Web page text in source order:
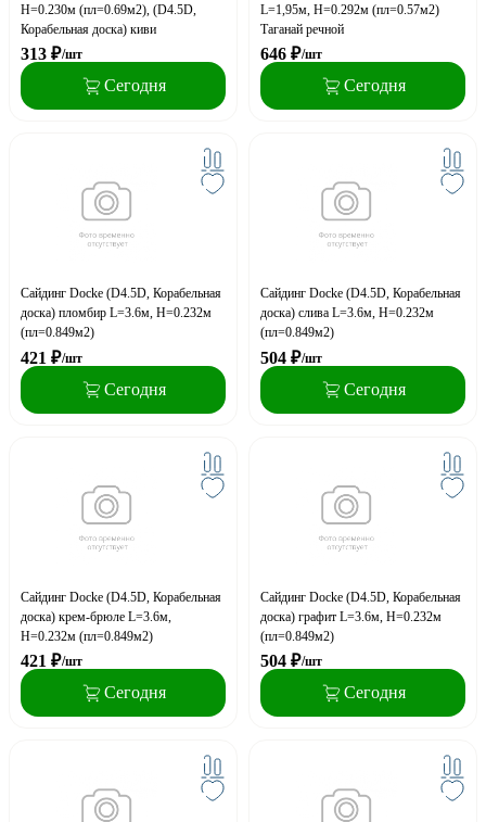
H=0.230м (пл=0.69м2), (D4.5D,
Корабельная доска) киви
313 ₽/шт
Сегодня
L=1,95м, H=0.292м (пл=0.57м2)
Таганай речной
646 ₽/шт
Сегодня
Сайдинг Docke (D4.5D, Корабельная
доска) пломбир L=3.6м, H=0.232м
(пл=0.849м2)
421 ₽/шт
Сегодня
Сайдинг Docke (D4.5D, Корабельная
доска) слива L=3.6м, H=0.232м
(пл=0.849м2)
504 ₽/шт
Сегодня
Сайдинг Docke (D4.5D, Корабельная
доска) крем-брюле L=3.6м,
H=0.232м (пл=0.849м2)
421 ₽/шт
Сегодня
Сайдинг Docke (D4.5D, Корабельная
доска) графит L=3.6м, H=0.232м
(пл=0.849м2)
504 ₽/шт
Сегодня